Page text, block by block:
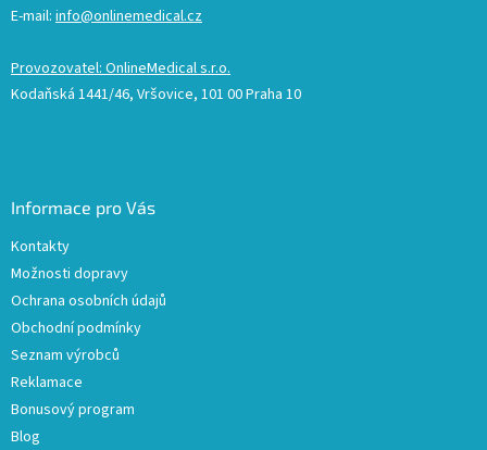
E-mail: info@onlinemedical.cz
Provozovatel: OnlineMedical s.r.o.
Kodaňská 1441/46, Vršovice, 101 00 Praha 10
Informace pro Vás
Kontakty
Možnosti dopravy
Ochrana osobních údajů
Obchodní podmínky
Seznam výrobců
Reklamace
Bonusový program
Blog